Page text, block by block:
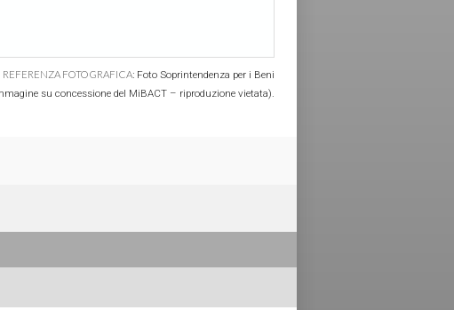
REFERENZA FOTOGRAFICA: Foto Soprintendenza per i Beni
su concessione del MiBACT – riproduzione vietata).